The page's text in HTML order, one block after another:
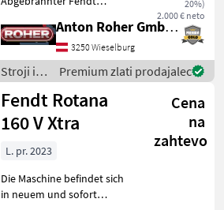
20%)
2.000 € neto
dem Preis nicht dabei. Stroji
in oprema za žetev in
spravilo Stiskalnica za bale
Anton Roher GmbH (ACA Center Roher)
3250 Wieselburg
Stroji in
oprema
za žetev
in
spravilo
/ Fendt
Premium zlati prodajalec
Fendt Rotana
160 V Xtra
Cena
na
zahtevo
L. pr. 2023
Die Maschine befindet sich
in neuem und sofort